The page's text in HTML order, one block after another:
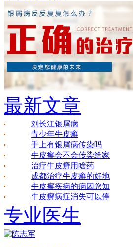
最新文章
刘长江银屑病
青少年牛皮癣
手上有银屑病传染吗
牛皮癣会不会传染给家
治疗牛皮癣用啥药
成都治疗牛皮癣的好地
牛皮癣疾病的病因您知
牛皮癣病症消失可以停
专业医生